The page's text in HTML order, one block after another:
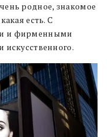
родное, знакомое
есть. С
и фирменными
искусственного.